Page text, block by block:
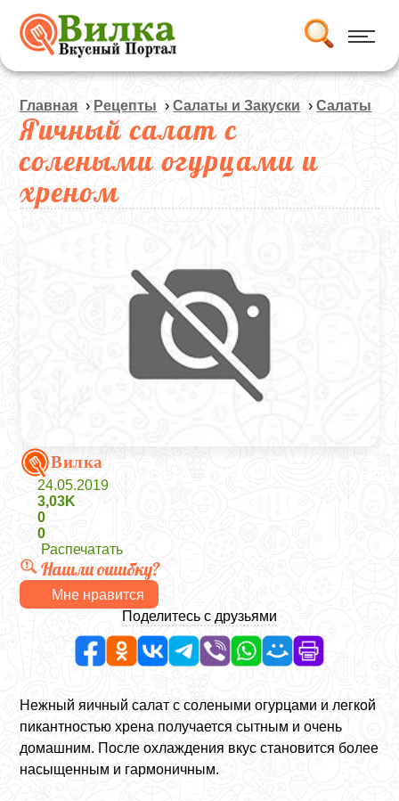
Главная › Рецепты ›Салаты и Закуски ›Салаты
Яичный салат с
солеными огурцами и
хреном
Вилка
24.05.2019
3,03K
0
0
Распечатать
Нашли ошибку?
Мне нравится
Поделитесь с друзьями
Нежный яичный салат с солеными огурцами и легкой
пикантностью хрена получается сытным и очень
домашним. После охлаждения вкус становится более
насыщенным и гармоничным.